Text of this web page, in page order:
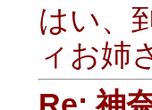
はい、
ィお姉